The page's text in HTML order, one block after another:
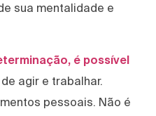
sua mentalidade e
é possível
agir e trabalhar.
pessoais. Não é